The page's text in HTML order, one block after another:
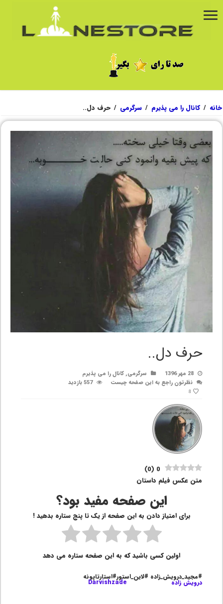
خانه / کانال را می پذیرم / سرگرمی / حرف دل..
حرف دل..
28 مهر 1396 سرگرمی,کانال را می پذیرم
نظرتون راجع به این صفحه چیست
557 بازدید
8
0
(
0
)
متن عکس فیلم داستان
این صفحه مفید بود؟
برای امتیاز دادن به این صفحه از یک تا پنج ستاره بدهید !
اولین کسی باشید که به این صفحه ستاره می دهد
#مجید_درویش_زاده #لاین_استور#استارتاپونه
درویش زاده Darvishzade